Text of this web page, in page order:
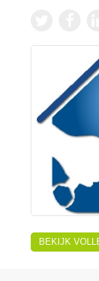
BEKIJK